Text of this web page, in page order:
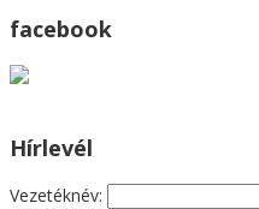
facebook
Hírlevél
Vezetéknév: